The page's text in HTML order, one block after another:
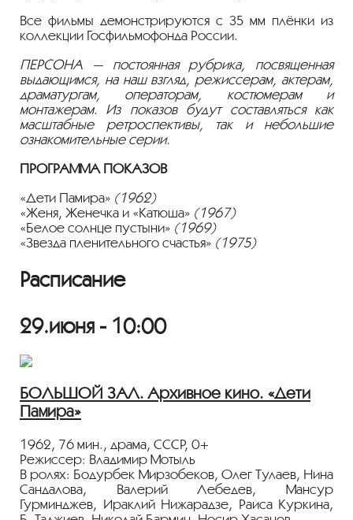
Все фильмы демонстрируются с 35 мм плёнки из
коллекции Госфильмофонда России.
ПЕРСОНА — постоянная рубрика, посвященная
выдающимся, на наш взгляд, режиссерам, актерам,
драматургам, операторам, костюмерам и
монтажерам. Из показов будут составляться как
масштабные ретроспективы, так и небольшие
ознакомительные серии.
ПРОГРАММА ПОКАЗОВ
«Дети Памира» (1962)
«Женя, Женечка и «Катюша» (1967)
«Белое солнце пустыни» (1969)
«Звезда пленительного счастья» (1975)
Расписание
29.июня - 10:00
БОЛЬШОЙ ЗАЛ. Архивное кино. «Дети
Памира»
1962, 76 мин., драма, СССР, 0+
Режиссер: Владимир Мотыль
В ролях: Бодурбек Мирзобеков, Олег Тулаев, Нина
Сандалова, Валерий Лебедев, Мансур
Гурминджев, Ираклий Нижарадзе, Раиса Куркина,